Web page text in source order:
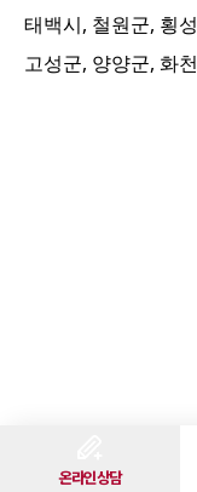
온라인상담
태백시, 철원군, 횡
고성군, 양양군, 화